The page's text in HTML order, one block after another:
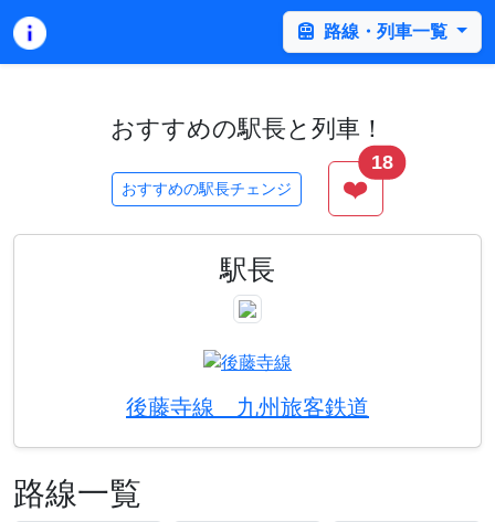
路線・列車一覧
おすすめの駅長と列車！
おすすめの駅長チェンジ ❤️
18
駅長
後藤寺線 九州旅客鉄道
路線一覧